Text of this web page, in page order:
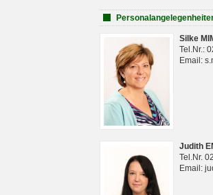
Silke
Tel.Nr.:
Email:
Judith
Tel.Nr.
Email: